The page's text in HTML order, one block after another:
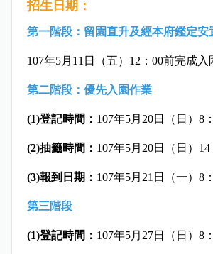
招生日期：
第一階段：留園直升及經本府鑑定安
107年5月11日（五）12：00前完成入
第二階段：優先入園作業
(1)登記時間： 107年5月20日（日）8
(2)抽籤時間： 107年5月20日（日）14
(3)報到日期： 107年5月21日（一）8
第三階段
(1)登記時間： 107年5月27日（日）8